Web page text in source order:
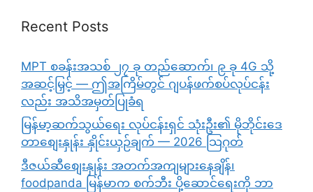
Recent Posts
MPT စခန်းအသစ် ၂၇ ခု တည်ဆောက်၊ ၉ ခု 4G သို့
အဆင့်မြှင့် — ဤအကြိမ်တွင် ဂျပန်ဖက်စပ်လုပ်ငန်း
လည်း အသိအမှတ်ပြုခံရ
မြန်မာ့ဆက်သွယ်ရေး လုပ်ငန်းရှင် သုံးဦး၏ မိုဘိုင်းဒေ
တာစျေးနှုန်း နှိုင်းယှဉ်ချက် — 2026 သြဂုတ်
ဒီဇယ်ဆီစျေးနှုန်း အတက်အကျများနေချိန်၊
foodpanda မြန်မာက စက်ဘီး ပို့ဆောင်ရေးကို ဘာ